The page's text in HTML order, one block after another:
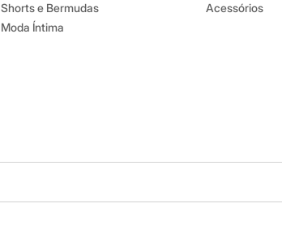
Shorts e Bermudas
Moda Íntima
Acessórios